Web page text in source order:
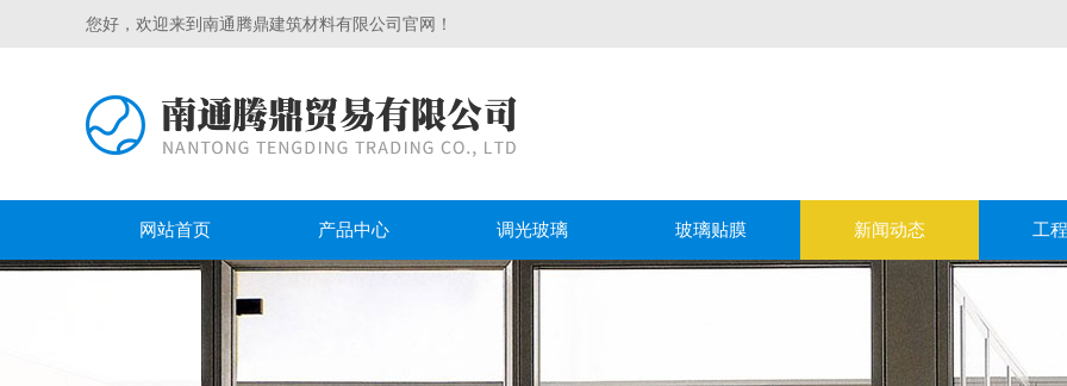
您好，欢迎来到南通腾鼎建筑材料有限公司官网！
网站首页 产品中心 调光玻璃 玻璃贴膜 新闻动态 工